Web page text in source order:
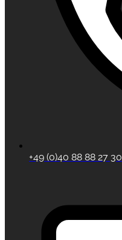
+49 (0)40 88 88 27 30